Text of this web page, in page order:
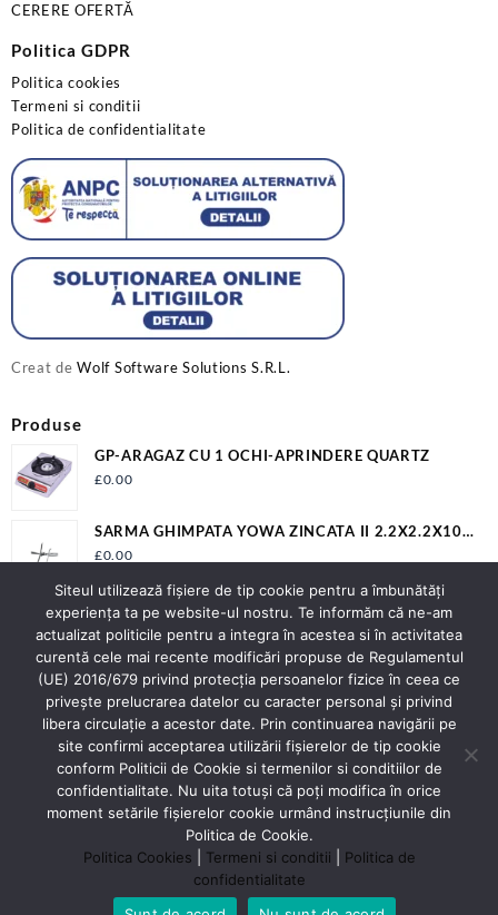
CERERE OFERTĂ
Politica GDPR
Politica cookies
Termeni si conditii
Politica de confidentialitate
Creat deWolf Software Solutions S.R.L.
Produse
GP-ARAGAZ CU 1 OCHI-APRINDERE QUARTZ
£0.00
SARMA GHIMPATA YOWA ZINCATA II 2.2X2.2X100
S1342
£0.00
BALAMA SUDABILA 16X68MM EV-OP16A
Contact
Adresa:Strada Spicului nr.2 Piatra Neamț
Judet Neamt
Contact:0743276477
E-mail:officeluracontex@gmail.com;
Siteul utilizează fişiere de tip cookie pentru a îmbunătăți
experiența ta pe website-ul nostru. Te informăm că ne-am
actualizat politicile pentru a integra în acestea si în activitatea
curentă cele mai recente modificări propuse de Regulamentul
(UE) 2016/679 privind protecția persoanelor fizice în ceea ce
privește prelucrarea datelor cu caracter personal și privind
libera circulație a acestor date. Prin continuarea navigării pe
site confirmi acceptarea utilizării fişierelor de tip cookie
conform Politicii de Cookie si termenilor si conditiilor de
confidentialitate. Nu uita totuși că poți modifica în orice
moment setările fişierelor cookie urmând instrucțiunile din
Politica de Cookie.
Politica Cookies
Termeni si conditii
Politica de
confidentialitate